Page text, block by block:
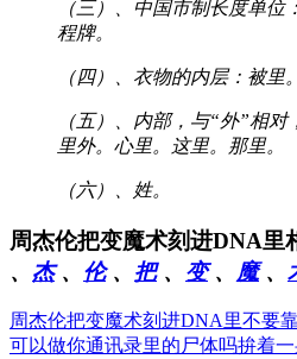
（三）、中国市制长度单
程牌。
（四）、衣物的内层：被里。
（五）、内部，与“外”相
里外。心里。这里。那里。
（六）、姓。
周杰伦把变魔术刻进DNA里
、 杰、 伦、 把、 变、 魔、
周杰伦把变魔术刻进DNA里不要
可以做你通讯录里的尸体吗拚着